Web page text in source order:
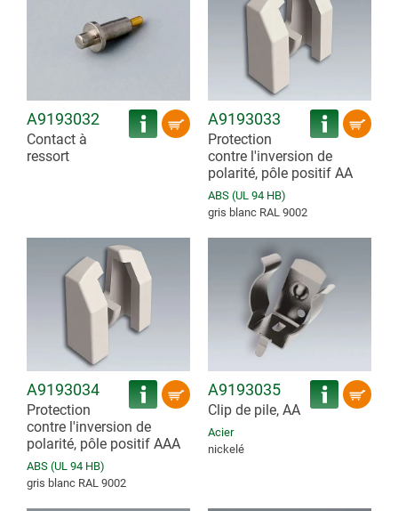
A9193032
Contact à
ressort
A9193033
Protection
contre l'inversion de
polarité, pôle positif AA
ABS (UL 94 HB)
gris blanc RAL 9002
A9193034
Protection
contre l'inversion de
polarité, pôle positif AAA
ABS (UL 94 HB)
gris blanc RAL 9002
A9193035
Clip de pile, AA
Acier
nickelé